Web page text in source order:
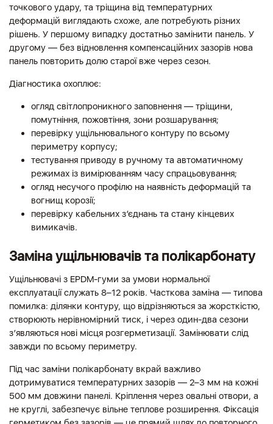
точкового удару, та тріщина від температурних
деформацій виглядають схоже, але потребують різних
рішень. У першому випадку достатньо замінити панель. У
другому — без відновлення компенсаційних зазорів нова
панель повторить долю старої вже через сезон.
Діагностика охоплює:
огляд світлопроникного заповнення — тріщини,
помутніння, пожовтіння, зони розшарування;
перевірку ущільнювального контуру по всьому
периметру корпусу;
тестування приводу в ручному та автоматичному
режимах із вимірюванням часу спрацьовування;
огляд несучого профілю на наявність деформацій та
вогнищ корозії;
перевірку кабельних з’єднань та стану кінцевих
вимикачів.
Заміна ущільнювачів та полікарбонату
Ущільнювачі з EPDM-гуми за умови нормальної
експлуатації служать 8–12 років. Часткова заміна — типова
помилка: ділянки контуру, що відрізняються за жорсткістю,
створюють нерівномірний тиск, і через один-два сезони
з’являються нові місця розгерметизації. Замінювати слід
завжди по всьому периметру.
Під час заміни полікарбонату вкрай важливо
дотримуватися температурних зазорів — 2–3 мм на кожні
500 мм довжини панелі. Кріплення через овальні отвори, а
не круглі, забезпечує вільне теплове розширення. Фіксація